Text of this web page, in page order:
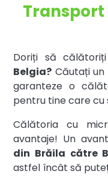
Doriți să
Belgia? Căutați
garanteze o
pentru tine care cu
Călătoria cu
avantaje! Un
din Brăila către
astfel încât să